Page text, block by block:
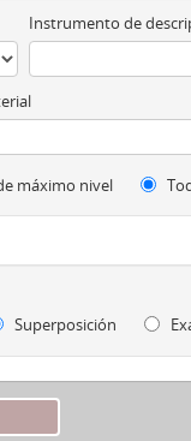
Instrumento de
máximo nivel
Superposición